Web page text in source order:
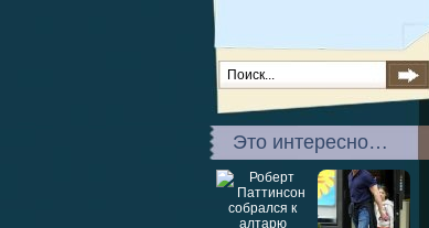
Это интересно…